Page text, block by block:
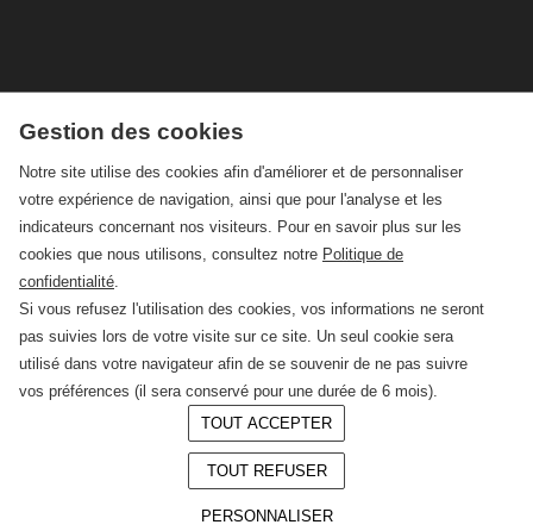
© 2026 —CRAFT Limoges
Politique de confidentialité
Gestion des cookies
Notre site utilise des cookies afin d'améliorer et de personnaliser
votre expérience de navigation, ainsi que pour l'analyse et les
indicateurs concernant nos visiteurs. Pour en savoir plus sur les
cookies que nous utilisons, consultez notre Politique de
confidentialité
Si vous refusez l'utilisation des cookies, vos informations ne seront
pas suivies lors de votre visite sur ce site. Un seul cookie sera
utilisé dans votre navigateur afin de se souvenir de ne pas suivre
vos préférences (il sera conservé pour une durée de 6 mois).
TOUT ACCEPTER
TOUT REFUSER
PERSONNALISER